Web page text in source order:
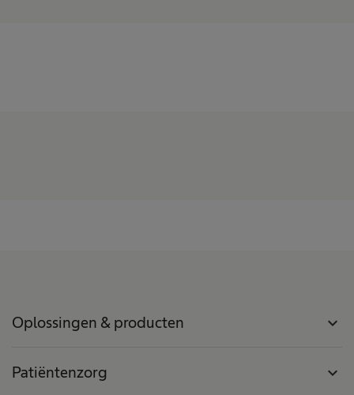
Oplossingen & producten expand_more
Patiëntenzorg expand_more